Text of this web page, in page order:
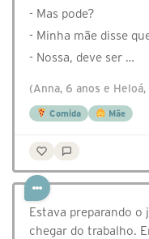
- Mas pode?
- Minha mãe disse
- Nossa, deve ser …
(Anna, 6 anos e Heloá,
Comida Mãe
Estava preparando o
chegar do trabalho.